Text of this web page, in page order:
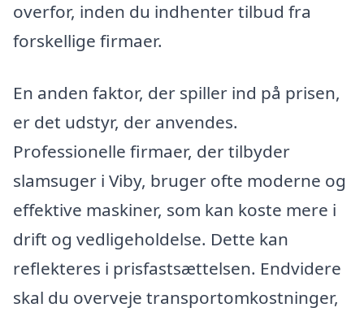
overfor, inden du indhenter tilbud fra
forskellige firmaer.
En anden faktor, der spiller ind på prisen,
er det udstyr, der anvendes.
Professionelle firmaer, der tilbyder
slamsuger i Viby, bruger ofte moderne og
effektive maskiner, som kan koste mere i
drift og vedligeholdelse. Dette kan
reflekteres i prisfastsættelsen. Endvidere
skal du overveje transportomkostninger,